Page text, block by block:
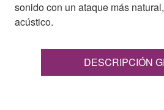
sonido con un ataque más
acústico.
DESCRIPCIÓN